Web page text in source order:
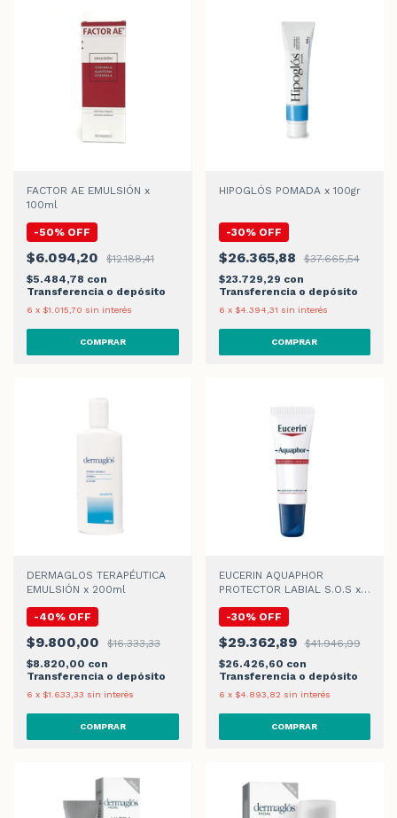
FACTOR AE EMULSIÓN x
100ml
-50% OFF
$6.094,20
$12.188,41
$5.484,78 con
Transferencia o depósito
6 x $1.015,70 sin interés
HIPOGLÓS POMADA x 100gr
-30% OFF
$26.365,88
$37.665,54
$23.729,29 con
Transferencia o depósito
6 x $4.394,31 sin interés
DERMAGLOS TERAPÉUTICA
EMULSIÓN x 200ml
-40% OFF
$9.800,00
$16.333,33
$8.820,00 con
Transferencia o depósito
6 x $1.633,33 sin interés
EUCERIN AQUAPHOR
PROTECTOR LABIAL S.O.S x
-30% OFF
$29.362,89
$41.946,99
$26.426,60 con
Transferencia o depósito
6 x $4.893,82 sin interés